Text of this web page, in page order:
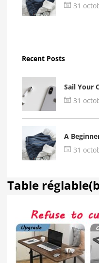
31
Recent Posts
Sail Your
31
A
31
Table